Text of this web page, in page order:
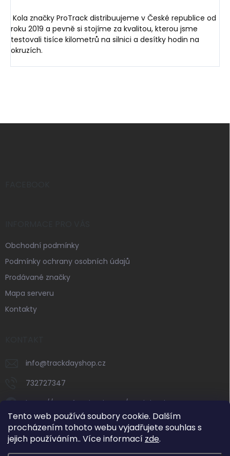
Tento web používá soubory cookie. Dalším
procházením tohoto webu vyjadřujete souhlas s
jejich používáním.. Více informací zde.
Kola značky ProTrack distribuujeme v České republice od
roku 2019 a pevně si stojíme za kvalitou, kterou jsme
testovali tisíce kilometrů na silnici a desítky hodin na
okruzích.
Obchodní podmínky
Podmínky ochrany osobních údajů
Prodávané značky
Mapa serveru
Kontakty
info@trackdayshop.cz
732727347
https://www.facebook.com/trackdayshop
trackdayshop
732727347